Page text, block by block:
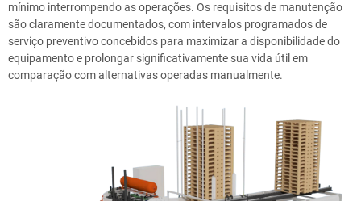
mínimo interrompendo as operações. Os requisitos de manutenção
são claramente documentados, com intervalos programados de
serviço preventivo concebidos para maximizar a disponibilidade do
equipamento e prolongar significativamente sua vida útil em
comparação com alternativas operadas manualmente.